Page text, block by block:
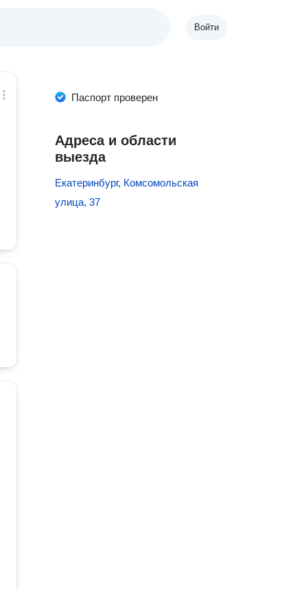
Войти
Паспорт проверен
Адреса и области
выезда
Екатеринбург, Комсомольская
улица, 37